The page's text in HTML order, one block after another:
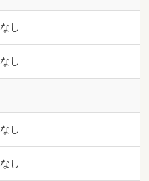
なし
なし
なし
なし